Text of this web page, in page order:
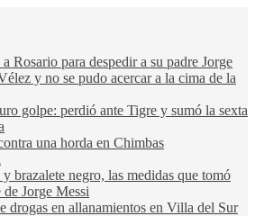
Rosario para despedir a su padre Jorge
y no se pudo acercar a la cima de la
golpe: perdió ante Tigre y sumó la sexta
una horda en Chimbas
brazalete negro, las medidas que tomó
Jorge Messi
drogas en allanamientos en Villa del Sur